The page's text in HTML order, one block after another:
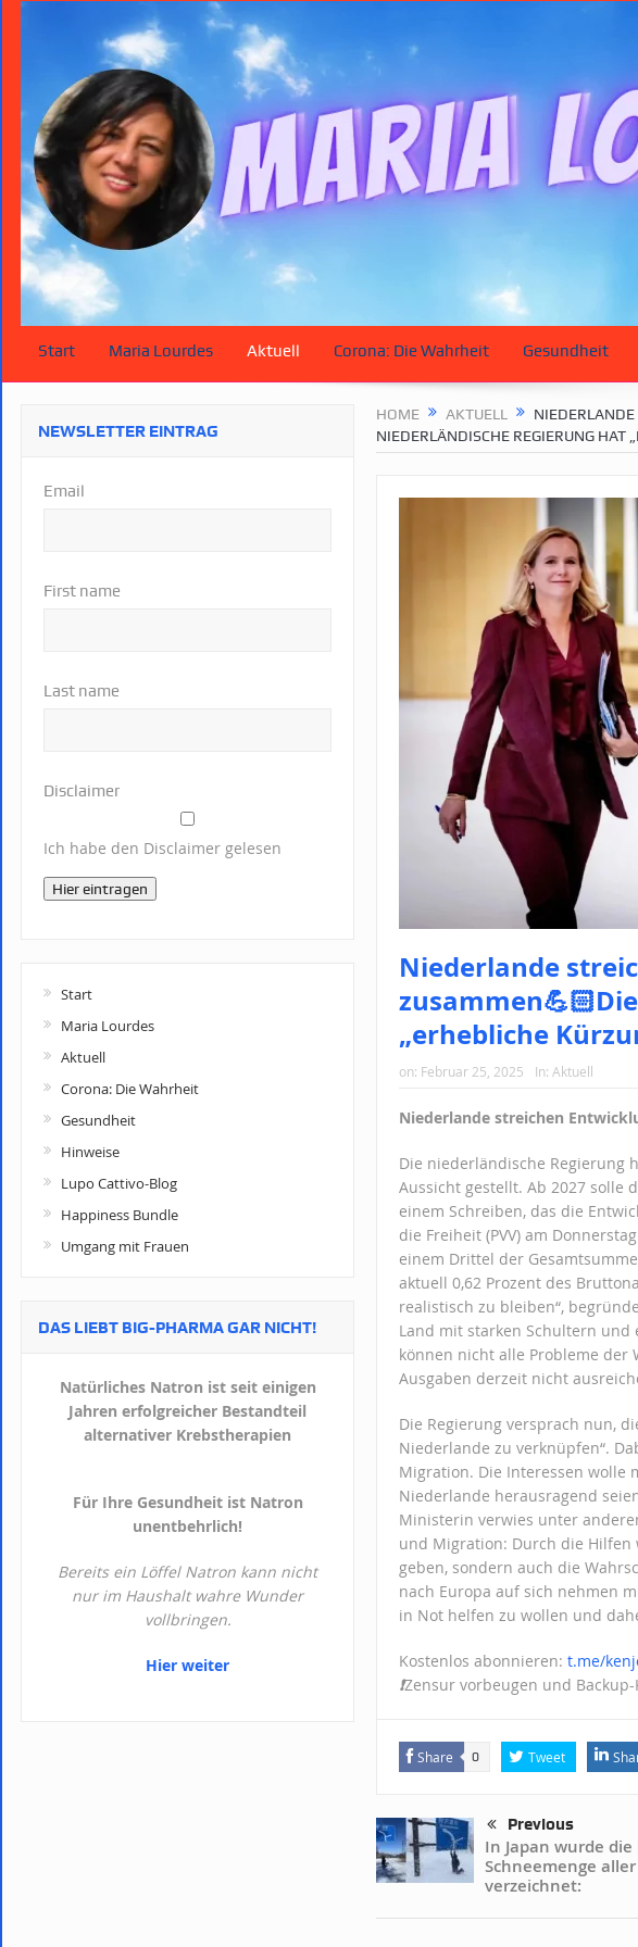
Start Maria Lourdes Aktuell Corona: Die Wahrheit Gesundheit
HOME AKTUELL
NIEDERLÄNDISCHE REGIERUNG HAT
Niederlande
„erhebliche
on: Februar 25, 2025 In: Aktuell
Niederlande streichen
Die niederländische Regierung
Aussicht gestellt. Ab 2027 solle
einem Schreiben, das die
die Freiheit (PVV) am
einem Drittel der
aktuell 0,62 Prozent des
realistisch zu bleiben“,
Land mit starken Schultern
können nicht alle Probleme der
Ausgaben derzeit nicht
Die Regierung versprach nun,
Niederlande zu verknüpfen“.
Migration. Die Interessen wolle
Niederlande herausragend
Ministerin verwies unter
und Migration: Durch die Hilfen
geben, sondern auch die
nach Europa auf sich nehmen
in Not helfen zu wollen und
Kostenlos abonnieren: t.me/
❗️Zensur vorbeugen und
Share 0 Tweet
Previous
In Japan wurde
Schneemenge
verzeichnet:
NEWSLETTER EINTRAG
Email
First name
Last name
Disclaimer
Ich habe den Disclaimer gelesen
Hier eintragen
Start
Maria Lourdes
Aktuell
Corona: Die Wahrheit
Gesundheit
Hinweise
Lupo Cattivo-Blog
Happiness Bundle
Umgang mit Frauen
DAS LIEBT BIG-PHARMA GAR NICHT!
Natürliches Natron ist seit einigen
Jahren erfolgreicher Bestandteil
alternativer Krebstherapien
Für Ihre Gesundheit ist Natron
unentbehrlich!
Bereits ein Löffel Natron kann nicht
nur im Haushalt wahre Wunder
vollbringen.
Hier weiter